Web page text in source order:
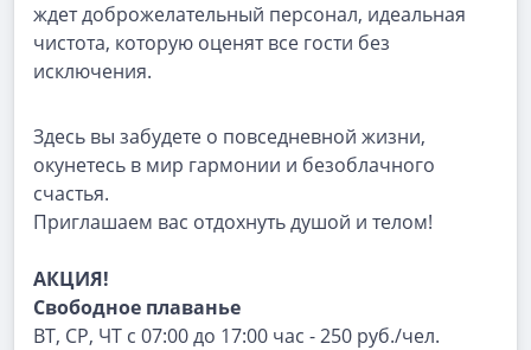
ждет доброжелательный персонал, идеальная
чистота, которую оценят все гости без
исключения.
Здесь вы забудете о повседневной жизни,
окунетесь в мир гармонии и безоблачного
счастья.
Приглашаем вас отдохнуть душой и телом!
АКЦИЯ!
Свободное плаванье
ВТ, СР, ЧТ с 07:00 до 17:00 час - 250 руб./чел.